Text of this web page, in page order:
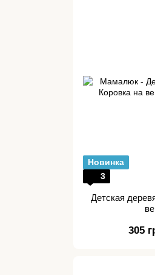
Новинка
3
Детская
305